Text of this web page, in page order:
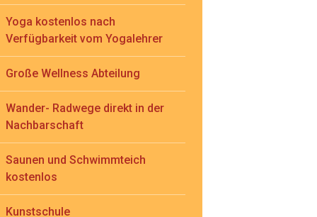
Yoga kostenlos nach
Verfügbarkeit vom Yogalehrer
Große Wellness Abteilung
Wander- Radwege direkt in der
Nachbarschaft
Saunen und Schwimmteich
kostenlos
Kunstschule